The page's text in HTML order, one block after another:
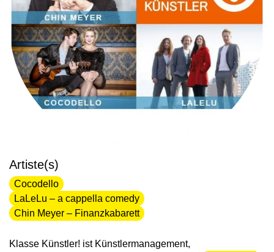
Klasse Künstler! ist Künstlermanagement,
Artiste(s)
Cocodello
LaLeLu – a cappella comedy
Chin Meyer – Finanzkabarett